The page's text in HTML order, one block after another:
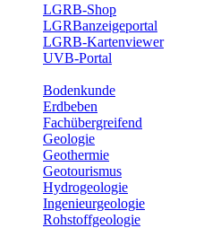
LGRB-Shop
LGRBanzeigeportal
LGRB-Kartenviewer
UVB-Portal
Bodenkunde
Erdbeben
Fachübergreifend
Geologie
Geothermie
Geotourismus
Hydrogeologie
Ingenieurgeologie
Rohstoffgeologie